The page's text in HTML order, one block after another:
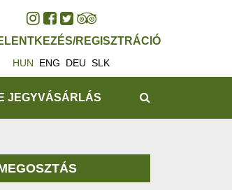
REGISZTRÁCIÓ
HUN ENG DEU SLK
JEGYVÁSÁRLÁS